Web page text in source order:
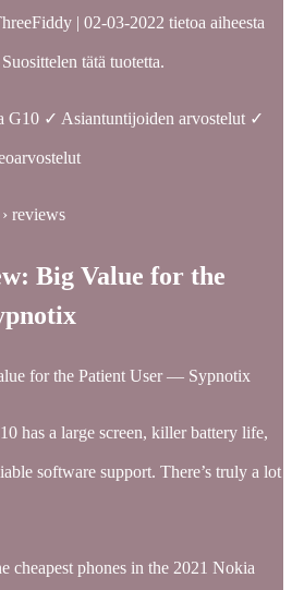
| 02-03-2022 tietoa aiheesta
tätä tuotetta.
G10 ✓ Asiantuntijoiden arvostelut ✓
reviews
Big Value for the
for the Patient User — Sypnotix
has a large screen, killer battery life,
software support. There’s truly a lot
cheapest phones in the 2021 Nokia